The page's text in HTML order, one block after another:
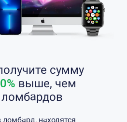
сумму
выше, чем
находятся